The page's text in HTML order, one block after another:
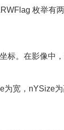
枚举有
标。在影像中，
宽，nYSize